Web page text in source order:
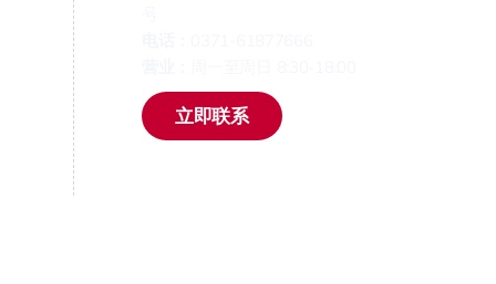
立即联系